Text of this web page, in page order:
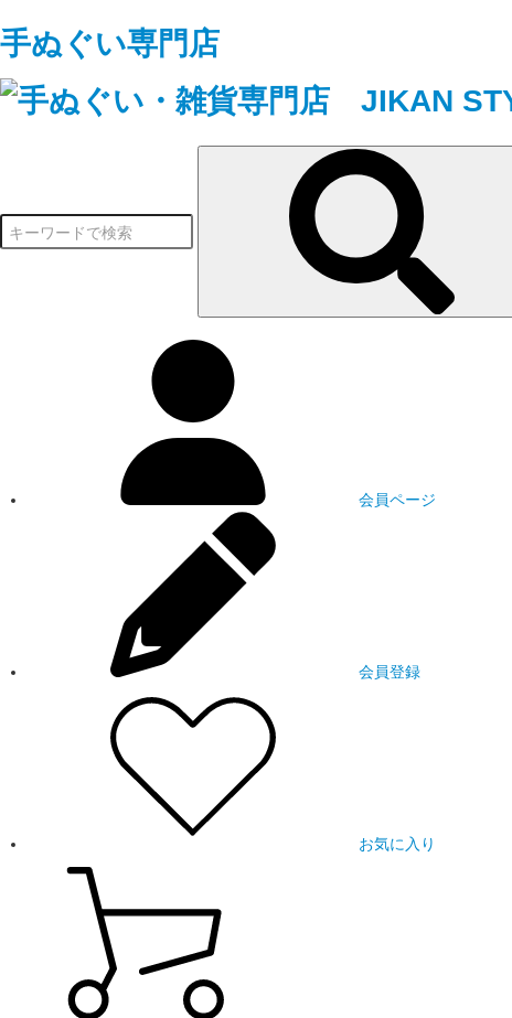
手ぬぐい専門店
会員ページ
会員登録
お気に入り